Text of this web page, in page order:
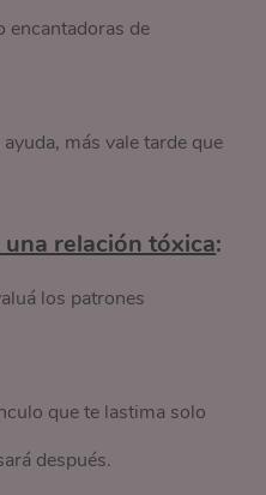
encantadoras de
más vale tarde que
una relación tóxica:
los patrones
que te lastima solo
después.